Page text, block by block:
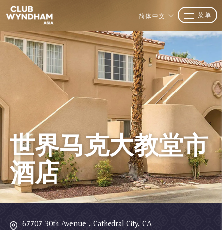
简体中文 菜单
世界马克大教堂市
酒店
67707 30th Avenue , Cathedral City, CA